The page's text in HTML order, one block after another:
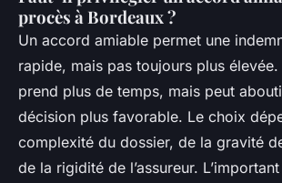
procès à Bordeaux ?
Un accord amiable permet une
rapide, mais pas toujours plus
prend plus de temps, mais peut
décision plus favorable. Le choix
complexité du dossier, de la gravité
de la rigidité de l’assureur. L’important